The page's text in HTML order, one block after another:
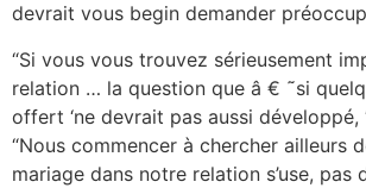
devrait vous begin demander
“Si vous vous trouvez sérieusement
relation … la question que â € ˜si
offert ‘ne devrait pas aussi développé,
“Nous commencer à chercher ailleurs
mariage dans notre relation s’use, pas